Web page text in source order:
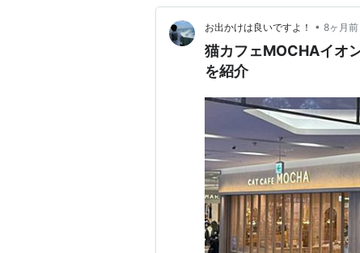
お出かけは良いですよ！ • 8ヶ月前
猫カフェMOCHAイオ
を紹介